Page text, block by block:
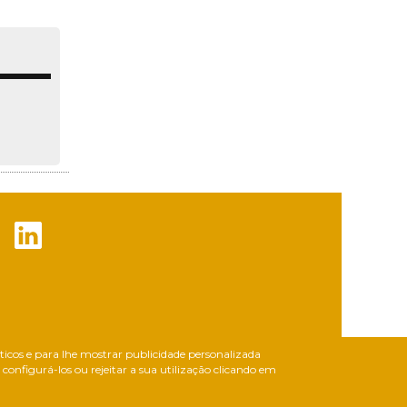
e para lhe mostrar publicidade personalizada
los ou rejeitar a sua utilização clicando em